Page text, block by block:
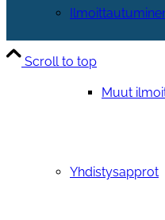
Muut
Yhdistysapprot
Scroll to top